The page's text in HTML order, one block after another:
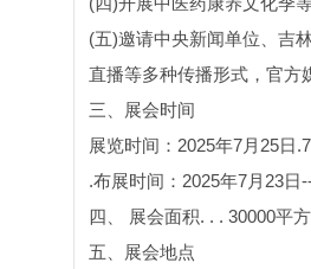
(五)邀请中央新闻单位、吉
直播等多种传播形式，官方
三、展会时间
展览时间：2025年7月25日
.布展时间：2025年7月23日
四、 展会面积. . . 30000平
五、展会地点